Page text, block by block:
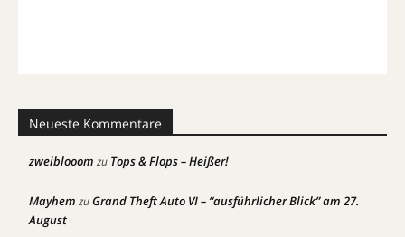
Neueste Kommentare
zweiblooom zu Tops & Flops – Heißer!
Mayhem zuGrand Theft Auto VI – “ausführlicher Blick” am 27.
August